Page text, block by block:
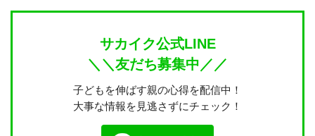
サカイク公式LINE
＼＼友だち募集中／／
子どもを伸ばす親の心得を配信中！
大事な情報を見逃さずにチェック！